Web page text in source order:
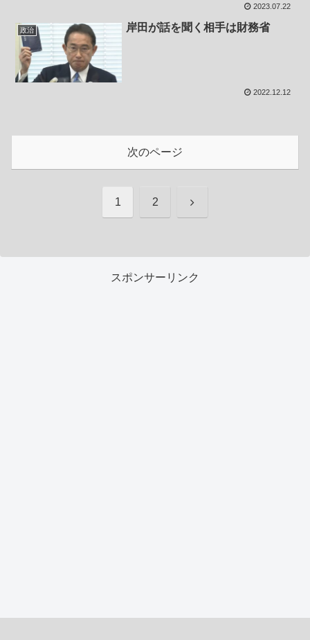
2023.07.22
政治 岸田が話を聞く相手は財務省
2022.12.12
次のページ
1 2 次
スポンサーリンク